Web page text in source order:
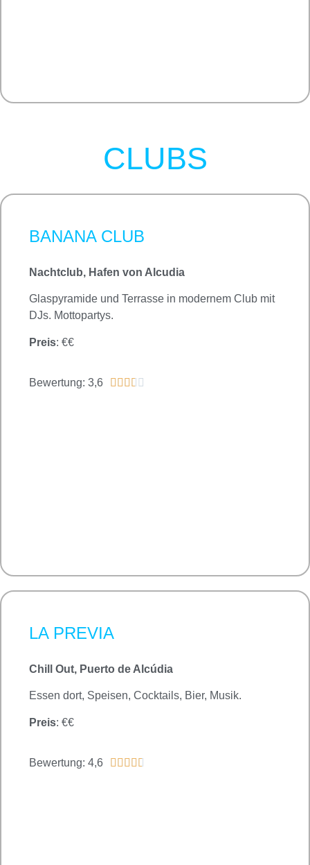
CLUBS
BANANA CLUB
Nachtclub, Hafen von Alcudia
Glaspyramide und Terrasse in modernem Club mit
DJs. Mottopartys.
Preis: €€
Bewertung: 3,6     
LA PREVIA
Chill Out, Puerto de Alcúdia
Essen dort, Speisen, Cocktails, Bier, Musik.
Preis: €€
Bewertung: 4,6     